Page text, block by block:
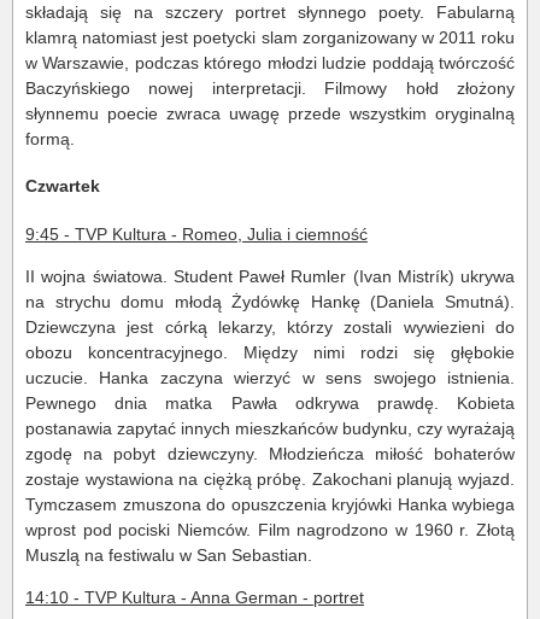
składają się na szczery portret słynnego poety. Fabularną
klamrą natomiast jest poetycki slam zorganizowany w 2011 roku
w Warszawie, podczas którego młodzi ludzie poddają twórczość
Baczyńskiego nowej interpretacji. Filmowy hołd złożony
słynnemu poecie zwraca uwagę przede wszystkim oryginalną
formą.
Czwartek
9:45 - TVP Kultura - Romeo, Julia i ciemność
II wojna światowa. Student Paweł Rumler (Ivan Mistrík) ukrywa
na strychu domu młodą Żydówkę Hankę (Daniela Smutná).
Dziewczyna jest córką lekarzy, którzy zostali wywiezieni do
obozu koncentracyjnego. Między nimi rodzi się głębokie
uczucie. Hanka zaczyna wierzyć w sens swojego istnienia.
Pewnego dnia matka Pawła odkrywa prawdę. Kobieta
postanawia zapytać innych mieszkańców budynku, czy wyrażają
zgodę na pobyt dziewczyny. Młodzieńcza miłość bohaterów
zostaje wystawiona na ciężką próbę. Zakochani planują wyjazd.
Tymczasem zmuszona do opuszczenia kryjówki Hanka wybiega
wprost pod pociski Niemców. Film nagrodzono w 1960 r. Złotą
Muszlą na festiwalu w San Sebastian.
14:10 - TVP Kultura - Anna German - portret